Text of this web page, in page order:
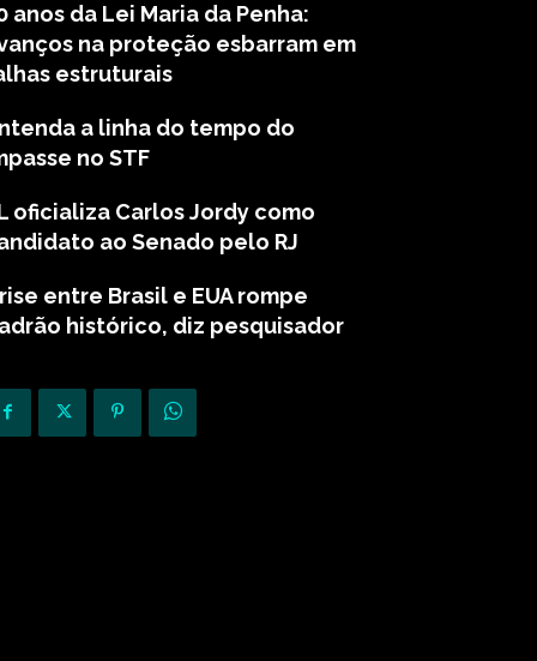
anos da Lei Maria da Penha:
na proteção esbarram em
estruturais
a linha do tempo do
no STF
oficializa Carlos Jordy como
ao Senado pelo RJ
entre Brasil e EUA rompe
histórico, diz pesquisador